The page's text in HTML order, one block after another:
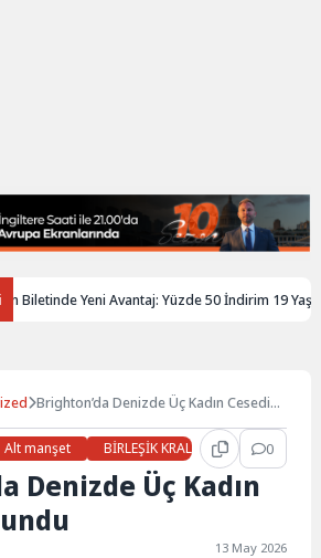
Yeni Avantaj: Yüzde 50 İndirim 19 Yaşına
Brighton’da Denizde Üç Kadın Cesedi
Alt manşet BİRLEŞİK KRALLIK Gündem
0
Denizde Üç Kadın
13 May 2026